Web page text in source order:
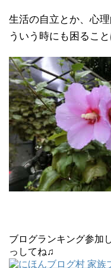
生活の自立とか、心
ういう時にも困るこ
ブログランキング参加
っしてね♫